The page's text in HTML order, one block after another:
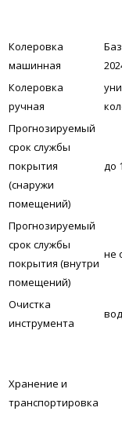
Колеровка
машинная
Колеровка
ручная
Прогнозируемый
срок службы
покрытия
(снаружи
помещений)
до
Прогнозируемый
срок службы
покрытия (внутри
помещений)
не
Очистка
инструмента
Хранение и
транспортировка